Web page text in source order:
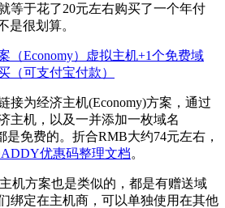
等于花了20元左右购买了一个年付
是很划算。
（Economy）虚拟主机+1个免费域
（可支付宝付款）
接为经济主机(Economy)方案，通过
主机，以及一并添加一枚域名
是免费的。折合RMB大约74元左右，
优惠码整理文档。
机方案也是类似的，都是有赠送域
绑定在主机商，可以单独使用在其他